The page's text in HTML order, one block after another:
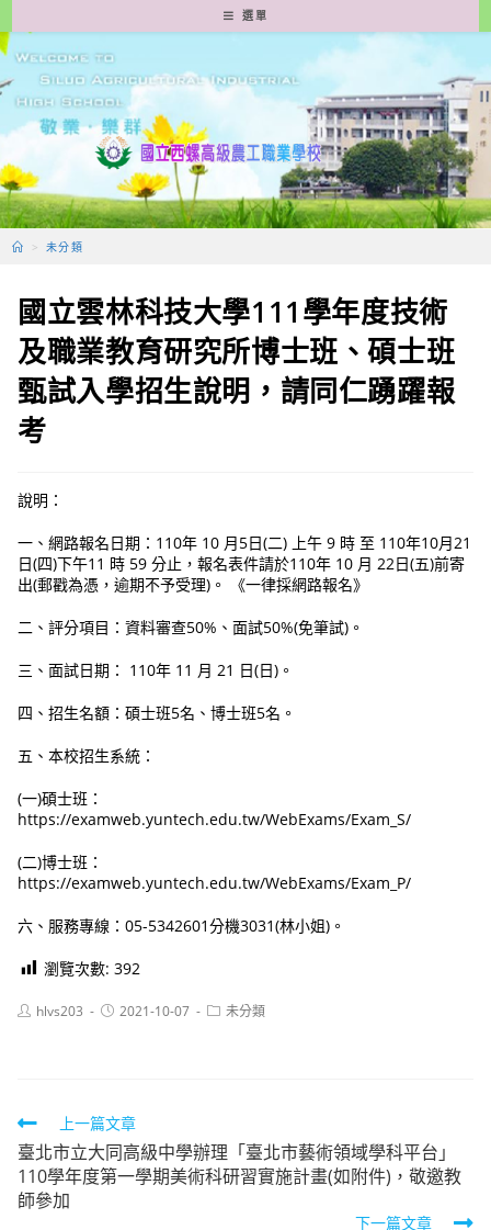
轉
至
要
容
選單
> 未分類
國立雲林科技大學111學年度技術
及職業教育研究所博士班、碩士班
甄試入學招生說明，請同仁踴躍報
考
說明：
一、網路報名日期：110年 10 月5日(二) 上午 9 時 至 110年10月21
日(四)下午11 時 59 分止，報名表件請於110年 10 月 22日(五)前寄
出(郵戳為憑，逾期不予受理)。 《一律採網路報名》
二、評分項目：資料審查50%、面試50%(免筆試)。
三、面試日期： 110年 11 月 21 日(日)。
四、招生名額：碩士班5名、博士班5名。
五、本校招生系統：
(一)碩士班：
https://examweb.yuntech.edu.tw/WebExams/Exam_S/
(二)博士班：
https://examweb.yuntech.edu.tw/WebExams/Exam_P/
六、服務專線：05-5342601分機3031(林小姐)。
瀏覽次數: 392
Posthlvs203
Post2021-10-07
Post未分類
Read
more
articles
上一篇文章
臺北市立大同高級中學辦理「臺北市藝術領域學科平台」
110學年度第一學期美術科研習實施計畫(如附件)，敬邀教
師參加
下一篇文章